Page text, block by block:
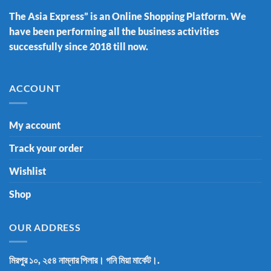
The Asia Express” is an Online Shopping Platform. We
have been performing all the business activities
successfully since 2018 till now.
ACCOUNT
My account
Track your order
Wishlist
Shop
OUR ADDRESS
মিরপুর ১০, ২৫৪ নাম্নার পিলার। গনি মিয়া মার্কেট।.